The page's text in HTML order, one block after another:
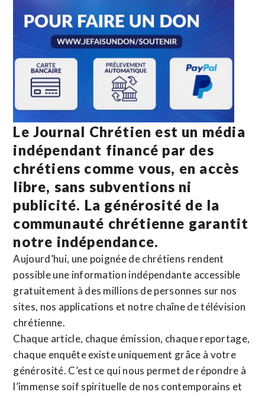
Le Journal Chrétien est un média
indépendant financé par des
chrétiens comme vous, en accès
libre, sans subventions ni
publicité. La générosité de la
communauté chrétienne garantit
notre indépendance.
Aujourd’hui, une poignée de chrétiens rendent
possible une information indépendante accessible
gratuitement à des millions de personnes sur nos
sites, nos applications et notre chaîne de télévision
chrétienne.
Chaque article, chaque émission, chaque reportage,
chaque enquête existe uniquement grâce à votre
générosité. C’est ce qui nous permet de répondre à
l’immense soif spirituelle de nos contemporains et